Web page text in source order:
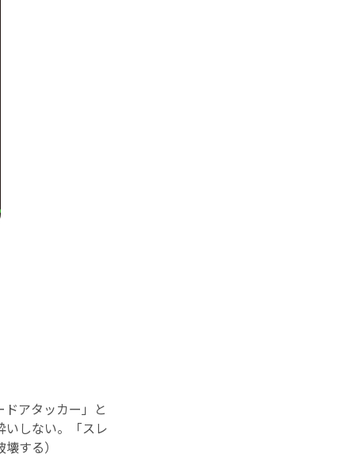
アタッカー」と
いしない。「スレ
する）